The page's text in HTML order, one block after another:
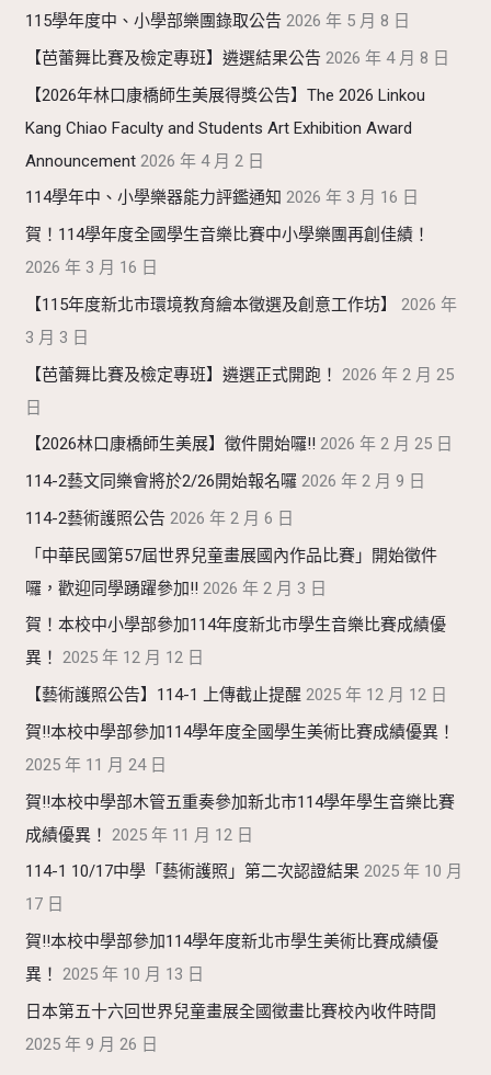
115學年度中、小學部樂團錄取公告 2026 年 5 月 8 日
【芭蕾舞比賽及檢定專班】遴選結果公告 2026 年 4 月 8 日
【2026年林口康橋師生美展得獎公告】The 2026 Linkou
Kang Chiao Faculty and Students Art Exhibition Award
Announcement 2026 年 4 月 2 日
114學年中、小學樂器能力評鑑通知 2026 年 3 月 16 日
賀！114學年度全國學生音樂比賽中小學樂團再創佳績！
2026 年 3 月 16 日
【115年度新北市環境教育繪本徵選及創意工作坊】
2026 年
3 月 3 日
【芭蕾舞比賽及檢定專班】遴選正式開跑！ 2026 年 2 月 25
日
【2026林口康橋師生美展】徵件開始囉!! 2026 年 2 月 25 日
114-2藝文同樂會將於2/26開始報名囉 2026 年 2 月 9 日
114-2藝術護照公告 2026 年 2 月 6 日
「中華民國第57屆世界兒童畫展國內作品比賽」開始徵件
囉，歡迎同學踴躍參加!! 2026 年 2 月 3 日
賀！本校中小學部參加114年度新北市學生音樂比賽成績優
異！ 2025 年 12 月 12 日
【藝術護照公告】114-1 上傳截止提醒 2025 年 12 月 12 日
賀!!本校中學部參加114學年度全國學生美術比賽成績優異！
2025 年 11 月 24 日
賀!!本校中學部木管五重奏參加新北市114學年學生音樂比賽
成績優異！ 2025 年 11 月 12 日
114-1 10/17中學「藝術護照」第二次認證結果 2025 年 10 月
17 日
賀!!本校中學部參加114學年度新北市學生美術比賽成績優
異！ 2025 年 10 月 13 日
日本第五十六回世界兒童畫展全國徵畫比賽校內收件時間
2025 年 9 月 26 日